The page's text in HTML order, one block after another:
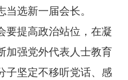
选新一届会长。
要提高政治站位，在凝
加强党外代表人士教育
子坚定不移听党话、感